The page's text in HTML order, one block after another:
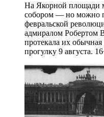
На Якорной площади
собором — но можно
февральской
адмиралом
протекала их
прогулку 9 августа.